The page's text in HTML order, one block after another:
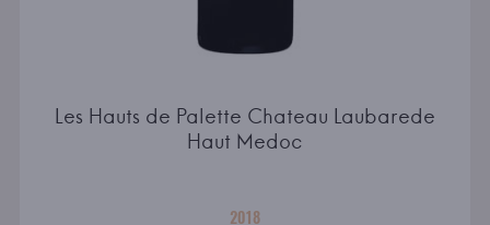
Les Hauts de Palette Chateau Laubarede
Haut Medoc
2018